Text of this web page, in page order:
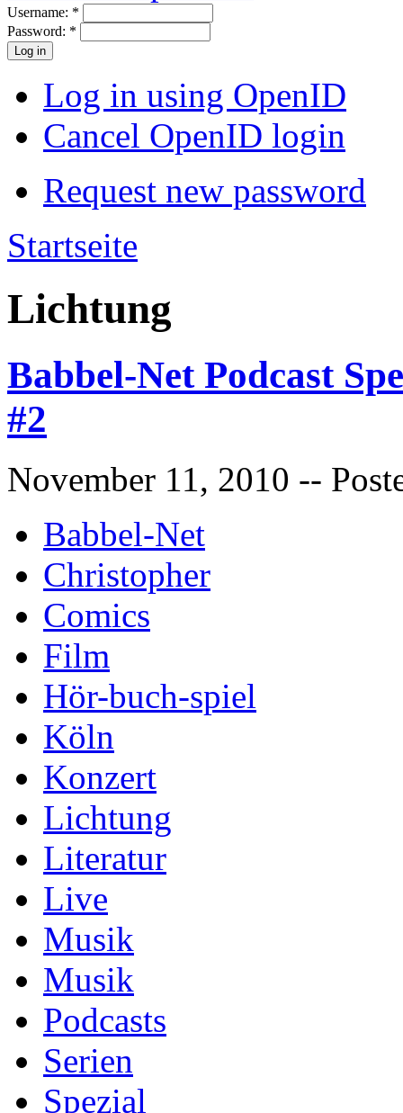
Username: *
Password: *
Log in using OpenID
Cancel OpenID login
Request new password
Startseite
Lichtung
Babbel-Net Podcast
#2
November 11, 2010 --
Babbel-Net
Christopher
Comics
Film
Hör-buch-spiel
Köln
Konzert
Lichtung
Literatur
Live
Musik
Musik
Podcasts
Serien
Spezial